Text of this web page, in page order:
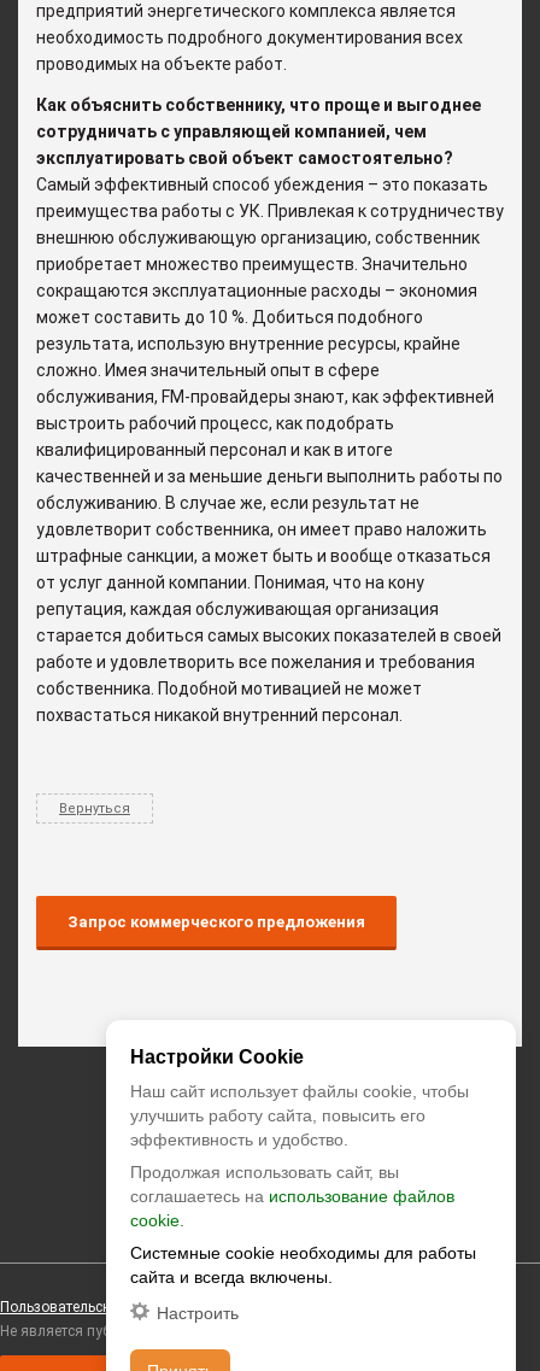
предприятий энергетического комплекса является
необходимость подробного документирования всех
проводимых на объекте работ.
Как объяснить собственнику, что проще и выгоднее
сотрудничать с управляющей компанией, чем
эксплуатировать свой объект самостоятельно?
Самый эффективный способ убеждения – это показать
преимущества работы с УК. Привлекая к сотрудничеству
внешнюю обслуживающую организацию, собственник
приобретает множество преимуществ. Значительно
сокращаются эксплуатационные расходы – экономия
может составить до 10 %. Добиться подобного
результата, использую внутренние ресурсы, крайне
сложно. Имея значительный опыт в сфере
обслуживания, FM-провайдеры знают, как эффективней
выстроить рабочий процесс, как подобрать
квалифицированный персонал и как в итоге
качественней и за меньшие деньги выполнить работы по
обслуживанию. В случае же, если результат не
удовлетворит собственника, он имеет право наложить
штрафные санкции, а может быть и вообще отказаться
от услуг данной компании. Понимая, что на кону
репутация, каждая обслуживающая организация
старается добиться самых высоких показателей в своей
работе и удовлетворить все пожелания и требования
собственника. Подобной мотивацией не может
похвастаться никакой внутренний персонал.
Вернуться
Запрос коммерческого предложения
+7 (495) 374-55-85
zakaz@climatstar.ru
Москва,Кибальчича, д.2 корп.1
climatstar © 2026 All rights reserved
Пользовательское соглашение Персональные данные
Не является публичной офертой
Настройки Cookie
Наш сайт использует файлы cookie, чтобы
улучшить работу сайта, повысить его
эффективность и удобство.
Продолжая использовать сайт, вы
соглашаетесь на использование файлов
cookie.
Системные cookie необходимы для работы
сайта и всегда включены.
Настроить